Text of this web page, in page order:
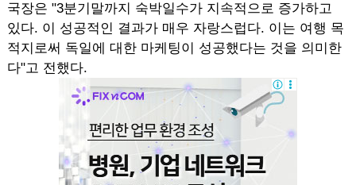
국장은 "3분기말까지 숙박일수가 지속적으로 증가하고
있다. 이 성공적인 결과가 매우 자랑스럽다. 이는 여행 목
적지로써 독일에 대한 마케팅이 성공했다는 것을 의미한
다"고 전했다.